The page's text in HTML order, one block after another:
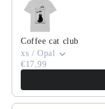
Coffee cat club
xs / Opal
€17,99